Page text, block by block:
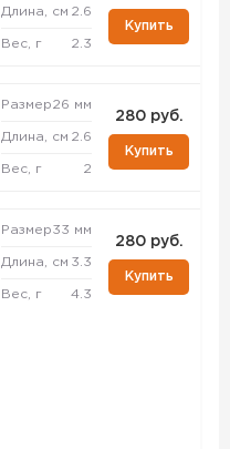
Длина, см 2.6
Вес, г 2.3
Купить
Размер26 мм
Длина, см 2.6
Вес, г 2
280 руб.
Купить
Размер33 мм
Длина, см 3.3
Вес, г 4.3
280 руб.
Купить